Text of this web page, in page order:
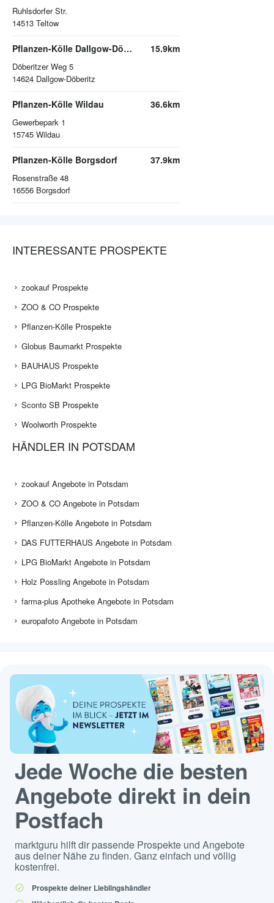
Ruhlsdorfer Str.
14513 Teltow
Pflanzen-Kölle Dallgow-Döberitz
Döberitzer Weg 5
14624 Dallgow-Döberitz
15.9km
Pflanzen-Kölle Wildau
Gewerbepark 1
15745 Wildau
36.6km
Pflanzen-Kölle Borgsdorf
Rosenstraße 48
16556 Borgsdorf
37.9km
INTERESSANTE PROSPEKTE
zookauf Prospekte
ZOO & CO Prospekte
Pflanzen-Kölle Prospekte
Globus Baumarkt Prospekte
BAUHAUS Prospekte
LPG BioMarkt Prospekte
Sconto SB Prospekte
Woolworth Prospekte
HÄNDLER IN POTSDAM
zookauf Angebote in Potsdam
ZOO & CO Angebote in Potsdam
Pflanzen-Kölle Angebote in Potsdam
DAS FUTTERHAUS Angebote in Potsdam
LPG BioMarkt Angebote in Potsdam
Holz Possling Angebote in Potsdam
farma-plus Apotheke Angebote in Potsdam
europafoto Angebote in Potsdam
Jede Woche die besten
Angebote direkt in dein
Postfach
marktguru hilft dir passende Prospekte und Angebote
aus deiner Nähe zu finden. Ganz einfach und völlig
kostenfrei.
Prospekte deiner Lieblingshändler